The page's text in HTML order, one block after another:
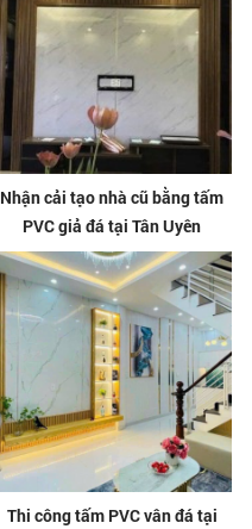
Nhận cải tạo nhà cũ bằng tấm
PVC giả đá tại Tân Uyên
Thi công tấm PVC vân đá tại